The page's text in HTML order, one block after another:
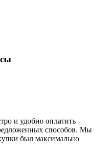
и удобно оплатить
способов. Мы
был максимально